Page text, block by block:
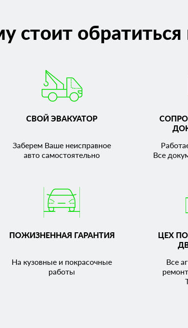
стоит
СВОЙ ЭВАКУАТОР
Заберем Ваше неисправное
авто самостоятельно
Все
ПОЖИЗНЕННАЯ ГАРАНТИЯ
На кузовные и покрасочные
работы
ЦЕХ
Все